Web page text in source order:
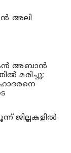
അലി
അബാന്‍
മരിച്ചു;
ജില്ലകളില്‍